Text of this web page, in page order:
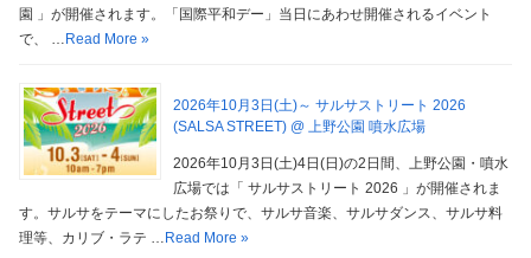
園 」が開催されます。「国際平和デー」当日にあわせ開催されるイベント
で、 … Read More »
2026年10月3日(土)～ サルサストリート 2026
(SALSA STREET) @ 上野公園 噴水広場
2026年10月3日(土)4日(日)の2日間、上野公園・噴水
広場では「 サルサストリート 2026 」が開催されま
す。サルサをテーマにしたお祭りで、サルサ音楽、サルサダンス、サルサ料
理等、カリブ・ラテ … Read More »